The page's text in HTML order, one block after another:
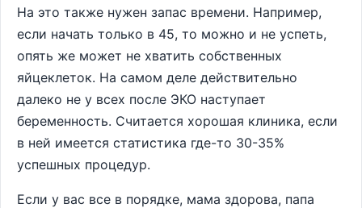
На это также нужен запас времени. Например,
если начать только в 45, то можно и не успеть,
опять же может не хватить собственных
яйцеклеток. На самом деле действительно
далеко не у всех после ЭКО наступает
беременность. Считается хорошая клиника, если
в ней имеется статистика где-то 30-35%
успешных процедур.
Если у вас все в порядке, мама здорова, папа